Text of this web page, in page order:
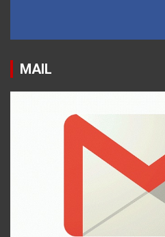
MAIL